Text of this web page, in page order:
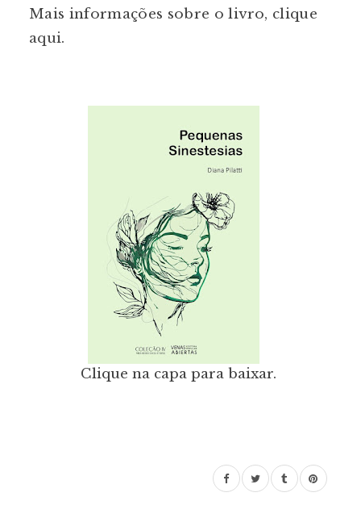
Mais informações sobre o livro, clique
aqui.
Clique na capa para baixar.